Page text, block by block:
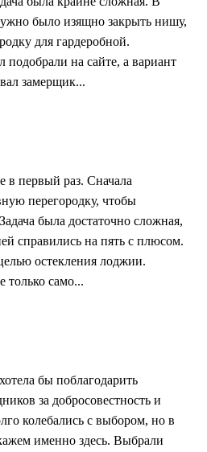
было изящно закрыть нишу,
для гардеробной.
на сайте, а вариант
замерщик...
в первый раз. Сначала
перегородку, чтобы
была достаточно сложная,
справились на пять с плюсом.
остекления лоджии.
только само...
бы поблагодарить
за добросовестность и
колебались с выбором, но в
именно здесь. Выбрали